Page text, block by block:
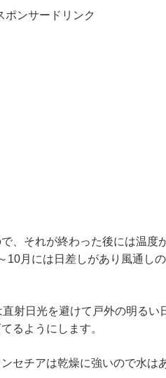
ポンサードリンク
、それが終わった後には温度
10月には日差しがあり風通し
射日光を避けて戸外の明るい
るようにします。
セチアは乾燥に強いので水は